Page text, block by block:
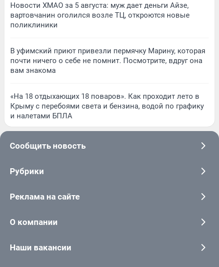
Новости ХМАО за 5 августа: муж дает деньги Айзе,
вартовчанин оголился возле ТЦ, откроются новые
поликлиники
В уфимский приют привезли пермячку Марину, которая
почти ничего о себе не помнит. Посмотрите, вдруг она
вам знакома
«На 18 отдыхающих 18 поваров». Как проходит лето в
Крыму с перебоями света и бензина, водой по графику
и налетами БПЛА
Сообщить новость
Рубрики
Реклама на сайте
О компании
Наши вакансии